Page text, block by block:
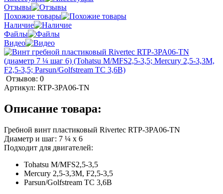
Отзывы
Похожие товары
Наличие
Файлы
Видео
Отзывов: 0
Артикул: RTP-3PA06-TN
Описание товара:
Гребной винт пластиковый Rivertec RTP-3PA06-TN
Диаметр и шаг: 7 ¼ х 6
Подходит для двигателей:
Tohatsu M/MFS2,5-3,5
Mercury 2,5-3,3M, F2,5-3,5
Parsun/Golfstream TC 3,6B